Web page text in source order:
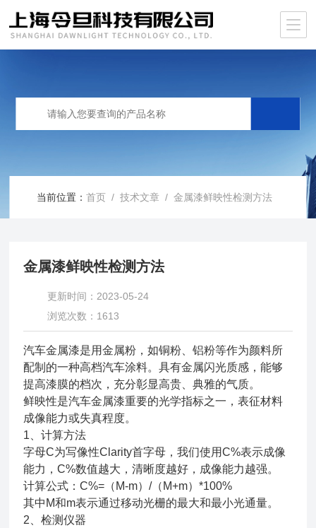
当前位置：首页 /技术文章 / 金属漆鲜映性检测方法
金属漆鲜映性检测方法
更新时间：2023-05-24
浏览次数：1613
汽车金属漆是用金属粉，如铜粉 、铝粉等作为颜料所
配制的一种高档汽车涂料。具有金属闪光质感，能够
提高漆膜的档次，充分彰显高贵、典雅的气质。
鲜映性是汽车金属漆重要的光学指标之一，表征材料
成像能力或失真程度。
1、计算方法
字母C为写像性Clarity首字母，我们使用C%表示成像
能力，C%数值越大，清晰度越好，成像能力越强。
计算公式：C%=（M-m）/（M+m）*100%
其中M和m表示通过移动光栅的最大和最小光通量。
2、检测仪器